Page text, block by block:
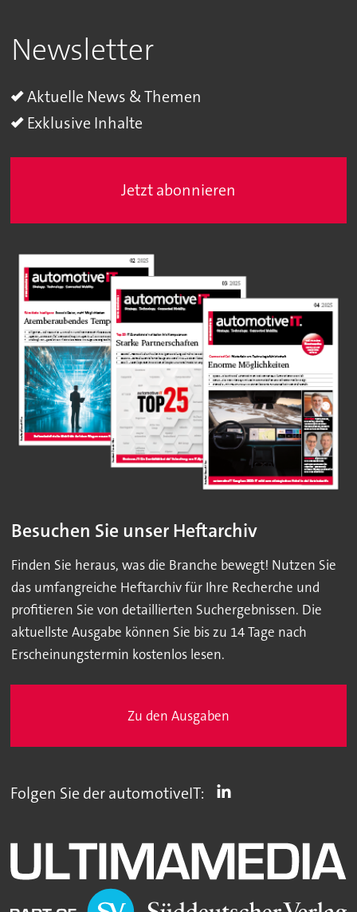
Newsletter
Aktuelle News & Themen
Exklusive Inhalte
Jetzt abonnieren
Besuchen Sie unser Heftarchiv
Finden Sie heraus, was die Branche bewegt! Nutzen Sie
das umfangreiche Heftarchiv für Ihre Recherche und
profitieren Sie von detaillierten Suchergebnissen. Die
aktuellste Ausgabe können Sie bis zu 14 Tage nach
Erscheinungstermin kostenlos lesen.
Zu den Ausgaben
Folgen Sie der automotiveIT: